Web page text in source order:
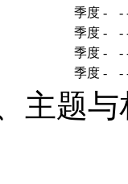
季度 - -
季度 - -
季度 - -
季度 - -
主题